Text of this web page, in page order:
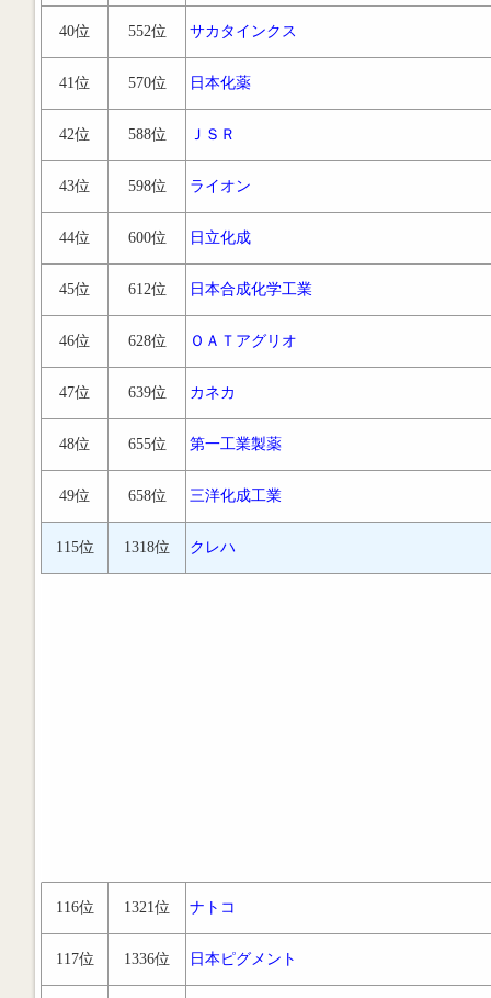
40位 552位 サカタインクス
41位 570位 日本化薬
42位 588位 ＪＳＲ
43位 598位 ライオン
44位 600位 日立化成
45位 612位 日本合成化学工業
46位 628位 ＯＡＴアグリオ
47位 639位 カネカ
48位 655位 第一工業製薬
49位 658位 三洋化成工業
115位 1318位 クレハ
116位 1321位 ナトコ
117位 1336位 日本ピグメント